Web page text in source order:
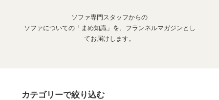
ソファ専門スタッフからの
ソファについての「まめ知識」を、フランネルマガジンとし
てお届けします。
カテゴリーで絞り込む